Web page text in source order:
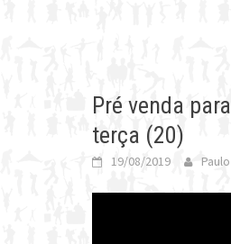
Pré venda
terça (20)
19/08/2019